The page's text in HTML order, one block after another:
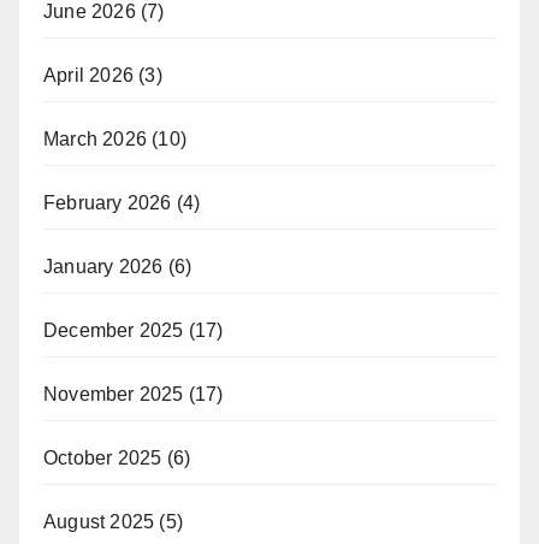
June 2026(7)
April 2026 (3)
March 2026 (10)
February 2026 (4)
January 2026 (6)
December 2025 (17)
November 2025 (17)
October 2025 (6)
August 2025 (5)